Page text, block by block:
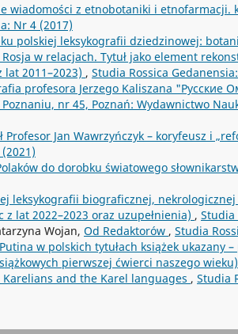
wiadomości z etnobotaniki i
Nr 4 (2017)
polskiej leksykografii dziedzinowej:
Rosja w relacjach. Tytuł jako element
2011–2023) , Studia Rossica
profesora Jerzego Kaliszana "Русские
nr 45, Poznań: Wydawnictwo
Profesor Jan Wawrzyńczyk – koryfeusz i
do dorobku światowego
leksykografii biograficznej, nekrologicznej
lat 2022–2023 oraz uzupełnienia) , Studia
Wojan, Od Redaktorów , Studia
w polskich tytułach książek ukazany
pierwszej ćwierci naszego wieku)
Karelians and the Karel languages , Studia